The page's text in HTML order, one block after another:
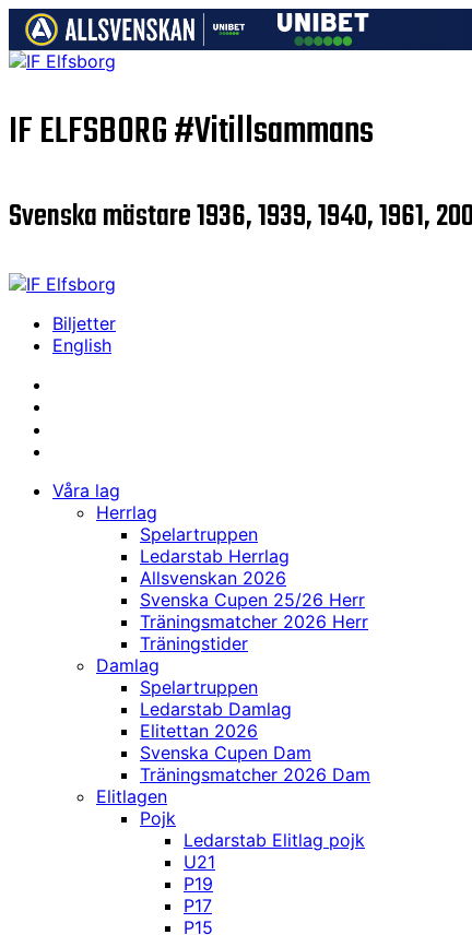
IF ELFSBORG#Vitillsammans
Svenska mästare 1936, 1939, 1940, 1961,
Biljetter
English
Våra lag
Herrlag
Spelartruppen
Ledarstab Herrlag
Allsvenskan 2026
Svenska Cupen 25/26 Herr
Träningsmatcher 2026 Herr
Träningstider
Damlag
Spelartruppen
Ledarstab Damlag
Elitettan 2026
Svenska Cupen Dam
Träningsmatcher 2026 Dam
Elitlagen
Pojk
Ledarstab Elitlag pojk
U21
P19
P17
P15